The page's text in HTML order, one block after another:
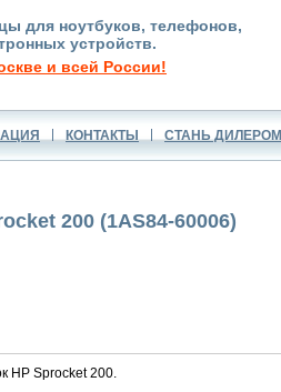
для ноутбуков, телефонов,
устройств.
и всей России!
КОНТАКТЫ СТАНЬ ДИЛЕРОМ
200 (1AS84-60006)
HP Sprocket 200.